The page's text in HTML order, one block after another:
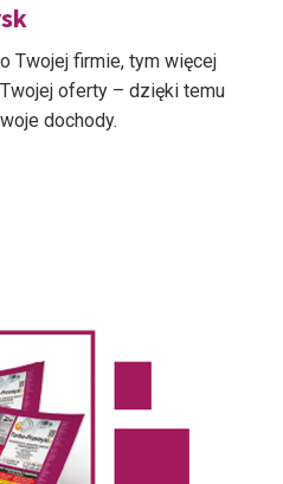
Twojej firmie, tym więcej
oferty – dzięki temu
dochody.